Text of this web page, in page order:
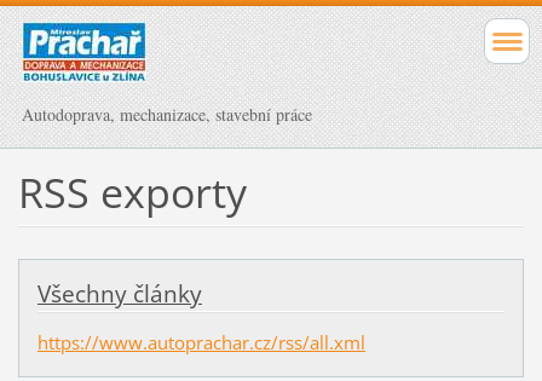
Autodoprava, mechanizace, stavební práce
RSS exporty
Všechny články
https://www.autoprachar.cz/rss/all.xml